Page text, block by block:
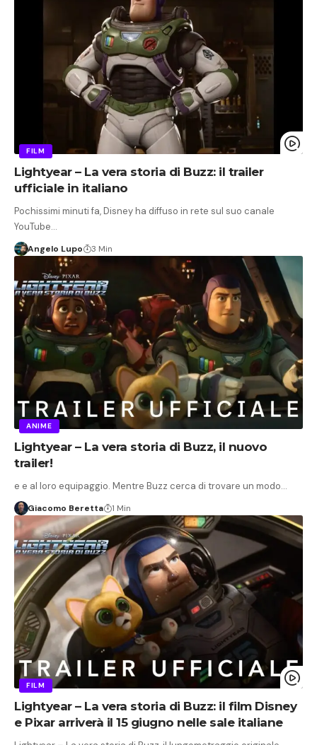
FILM
Lightyear – La vera storia di Buzz: il trailer
ufficiale in italiano
Pochissimi minuti fa, Disney ha diffuso in rete sul suo canale
YouTube…
Angelo Lupo 3 Min
ANIME
Lightyear – La vera storia di Buzz, il nuovo
trailer!
e e al loro equipaggio. Mentre Buzz cerca di trovare un modo…
Giacomo Beretta 1 Min
FILM
Lightyear – La vera storia di Buzz: il film Disney
e Pixar arriverà il 15 giugno nelle sale italiane